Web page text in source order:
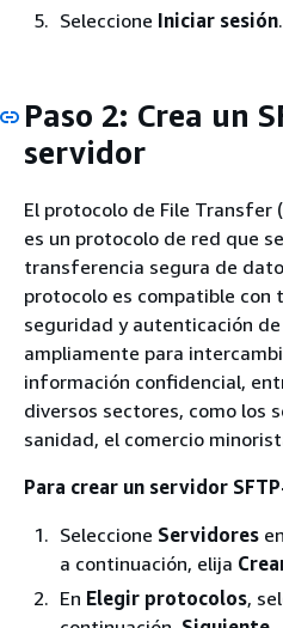
Seleccione Iniciar sesión.
Paso 2: Crea un
servidor
El protocolo de File Transfer
es un protocolo de red que
transferencia segura de
protocolo es compatible con
seguridad y autenticación de
ampliamente para
información confidencial,
diversos sectores, como los
sanidad, el comercio
Para crear un servidor
Seleccione Servidores
a continuación, elija
En Elegir protocolos,